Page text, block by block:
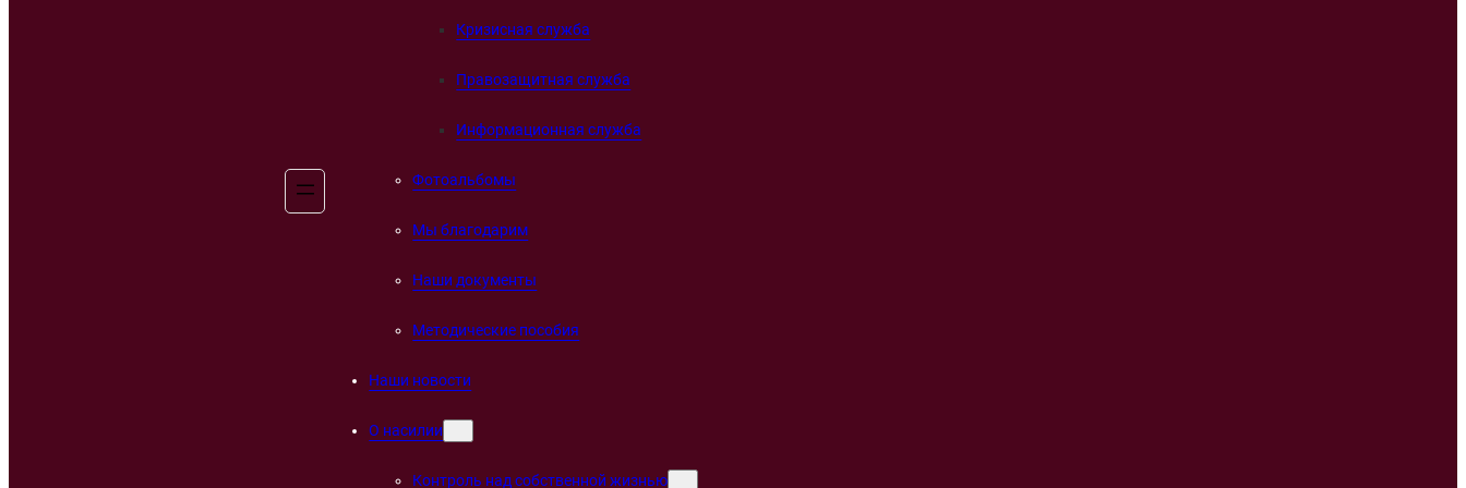
Кризисная служба
Правозащитная служба
Информационная служба
Фотоальбомы
Мы благодарим
Наши документы
Методические пособия
Наши новости
О насилии
Контроль над собственной жизнью